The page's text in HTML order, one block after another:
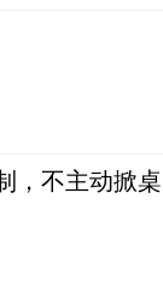
，不主动掀